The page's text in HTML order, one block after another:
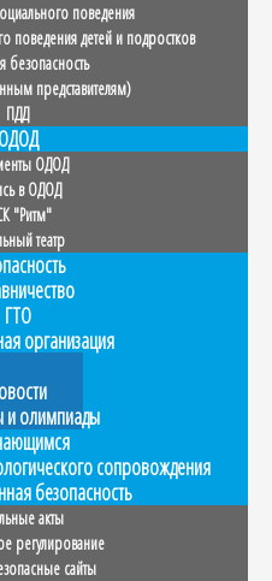
поведения
поведения детей и подростков
безопасность
представителям)
ПДД
ОДОД
ОДОД
в ОДОД
"Ритм"
театр
ГТО
организация
и олимпиады
сопровождения
безопасность
акты
регулирование
сайты